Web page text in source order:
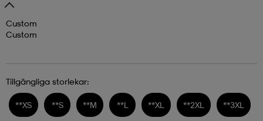
Custom
Custom
Tillgängliga storlekar:
**XS **S **M **L **XL **2XL **3XL